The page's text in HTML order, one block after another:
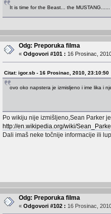
It is time for the Beast... the
Odg: Preporuka filma
«Odgovori #101 : 16 Prosinac,
Citat: igor.sb - 16 Prosinac, 2010, 23:10:50
ovo oko napstera je izmisljeno i ime lika i
Po wikiju nije izmišljeno,Sean Parker
http://en.wikipedia.org/wiki/
Dali imaš neke točnije informacije ili
Odg: Preporuka filma
«Odgovori #102 : 16 Prosinac,